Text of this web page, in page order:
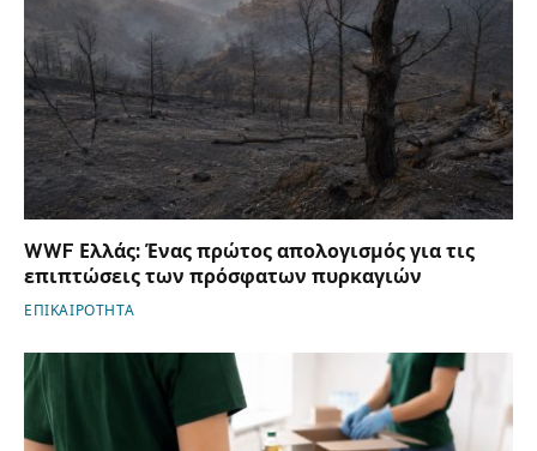
WWF Ελλάς: Ένας πρώτος απολογισμός για τις
επιπτώσεις των πρόσφατων πυρκαγιών
ΕΠΙΚΑΙΡΟΤΗΤΑ